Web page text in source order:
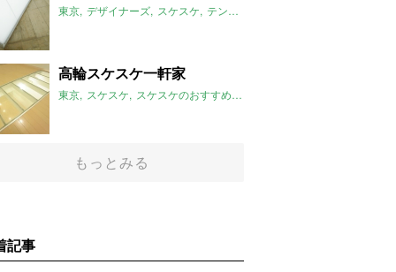
東京 デザイナーズ スケスケ テント
高輪スケスケ一軒家
東京 スケスケ スケスケのおすすめ デザイナーズ
もっとみる
記事